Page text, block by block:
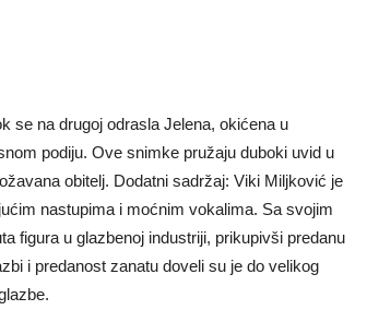
se na drugoj odrasla Jelena, okićena u
podiju. Ove snimke pružaju duboki uvid u
obitelj. Dodatni sadržaj: Viki Miljković je
nastupima i moćnim vokalima. Sa svojim
figura u glazbenoj industriji, prikupivši predanu
i predanost zanatu doveli su je do velikog